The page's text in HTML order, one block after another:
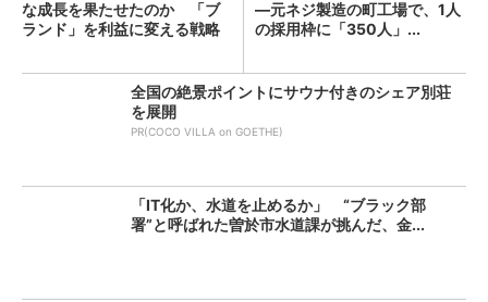
な成長を果たせたのか 「ブ
ランド」を利益に変える戦略
―元ネジ製造の町工場で、1人
の採用枠に「350人」...
全国の絶景ポイントにサウナ付きのシェア別荘
を展開
PR(COCO VILLA on GOETHE)
「IT化か、水道を止めるか」 “ブラック部
署”と呼ばれた曽於市水道課が挑んだ、金...